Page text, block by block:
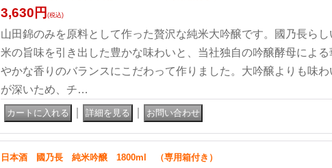
3,630円 (税込)
山田錦のみを原料として作った贅沢な純米大吟醸です。國乃長らし
米の旨味を引き出した豊かな味わいと、当社独自の吟醸酵母による
やかな香りのバランスにこだわって作りました。大吟醸よりも味わ
が深いため、チ…
日本酒 國乃長 純米吟醸 1800ml （専用箱付き）